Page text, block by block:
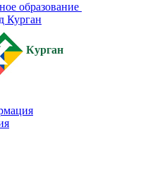
образование
Курган
Курган